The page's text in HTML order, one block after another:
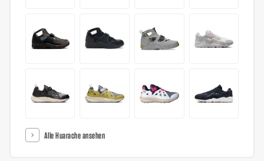
Alle Huarache ansehen